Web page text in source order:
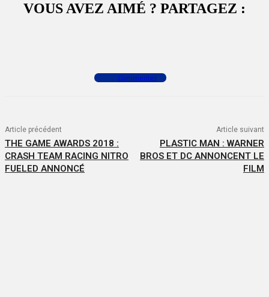
VOUS AVEZ AIMÉ ? PARTAGEZ :
Commenter
Article précédent
THE GAME AWARDS 2018 :
CRASH TEAM RACING NITRO
FUELED ANNONCÉ
Article suivant
PLASTIC MAN : WARNER
BROS ET DC ANNONCENT LE
FILM